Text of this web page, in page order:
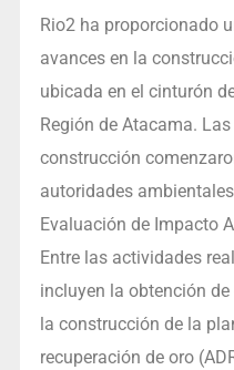
Rio2 ha proporcionado
avances en la
ubicada en el cinturón
Región de Atacama.
construcción
autoridades
Evaluación de Impacto
Entre las actividades
incluyen la obtención
la construcción de la
recuperación de oro